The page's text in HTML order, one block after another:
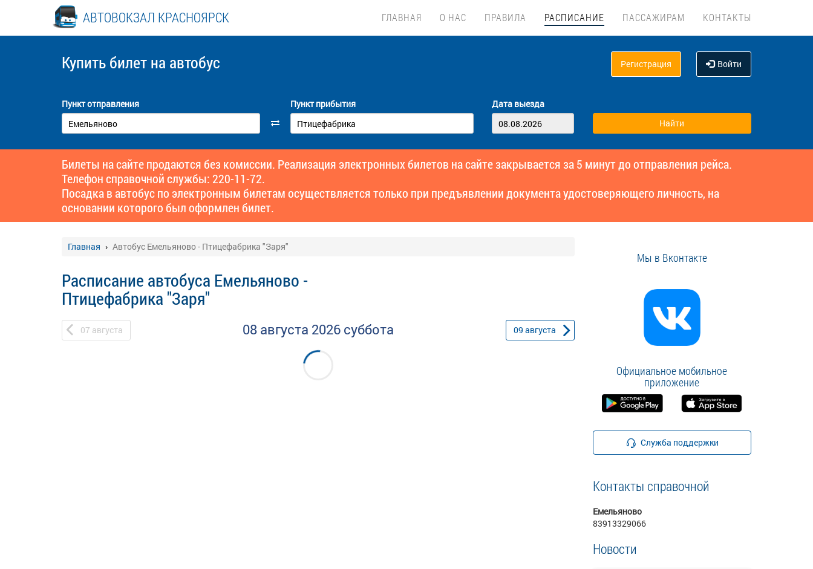
АВТОВОКЗАЛ КРАСНОЯРСК ГЛАВНАЯ О НАС ПРАВИЛА РАСПИСАНИЕ ПАССАЖИРАМ КОНТАКТЫ
Купить билет на автобус Регистрация Войти
Пункт отправления Пункт прибытия Дата выезда
Билеты на сайте продаются без комиссии. Реализация электронных билетов на сайте закрывается за 5 минут до отправления рейса.
Телефон справочной службы: 220-11-72.
Посадка в автобус по электронным билетам осуществляется только при предъявлении документа удостоверяющего личность, на
основании которого был оформлен билет.
Главная Автобус Емельяново - Птицефабрика "Заря"
Расписание автобуса Емельяново -
Птицефабрика "Заря"
07 августа 08 августа 2026 суббота 09 августа
Мы в Вконтакте
Официальное мобильное
приложение
Служба поддержки
Контакты справочной
Емельяново
83913329066
Новости